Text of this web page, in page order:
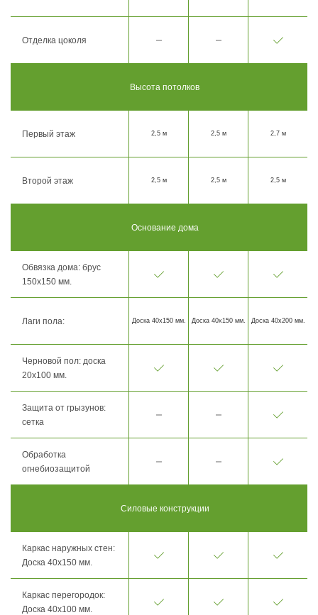
Отделка цоколя
Высота потолков
Первый этаж 2,5 м 2,5 м 2,7 м
Второй этаж 2,5 м 2,5 м 2,5 м
Основание дома
Обвязка дома: брус
150х150 мм.
Лаги пола: Доска 40х150 мм. Доска 40х150 мм. Доска 40х200 мм.
Черновой пол: доска
20х100 мм.
Защита от грызунов:
сетка
Обработка
огнебиозащитой
Силовые конструкции
Каркас наружных стен:
Доска 40х150 мм.
Каркас перегородок:
Доска 40х100 мм.